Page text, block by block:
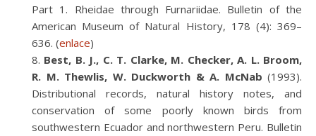
Part 1. Rheidae through Furnariidae. Bulletin of the
American Museum of Natural History, 178 (4): 369–
636. (enlace)
Best, B. J., C. T. Clarke, M. Checker, A. L. Broom,
R. M. Thewlis, W. Duckworth & A. McNab (1993).
Distributional records, natural history notes, and
conservation of some poorly known birds from
southwestern Ecuador and northwestern Peru. Bulletin